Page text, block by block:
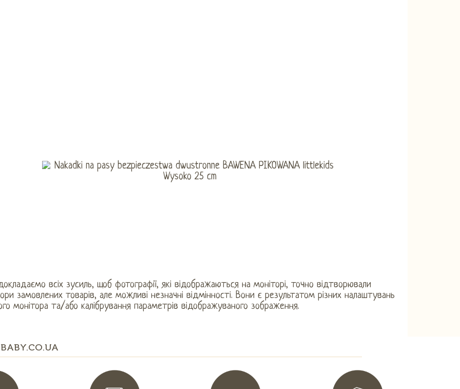
всіх зусиль, щоб фотографії, які відображаються на моніторі, точно відтворювали
замовлених товарів, але можливі незначні відмінності. Вони є результатом різних налаштувань
монітора та/або калібрування параметрів відображуваного зображення.